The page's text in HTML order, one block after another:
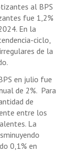
al BPS
fue 1,2%
En la
ciclo,
de la
en julio fue
de 2%. Para
de
entre los
La
0,1% en